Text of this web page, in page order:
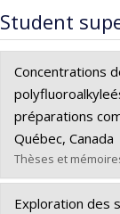
Student
Concentrations
préparations
Québec, Canada
Thèses et
Graduate :
Exploration des